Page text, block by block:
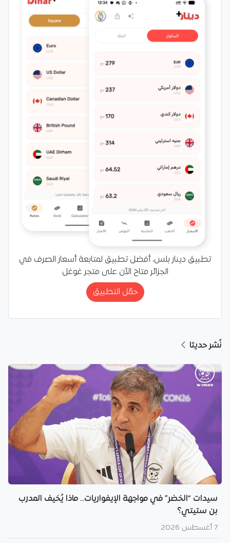
تطبيق دينار بلس، أفضل تطبيق لمتابعة أسعار الصرف في
الجزائر متاح الآن على متجر غوغل
حمّل التطبيق
نُشر حديثا
سيدات “الخضر” في مواجهة الإيفواريات.. ماذا يُخيف المدرب
بن ستيتي؟
7 أغسطس 2026